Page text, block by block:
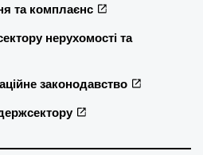
та комплаєнс
нерухомості та
законодавство